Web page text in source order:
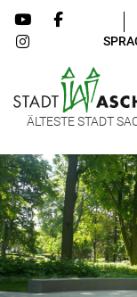
ÄLTESTE STADT